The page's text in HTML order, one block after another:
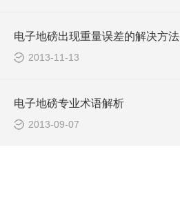
电子地磅出现重量误差的解决方法
2013-11-13
电子地磅专业术语解析
2013-09-07